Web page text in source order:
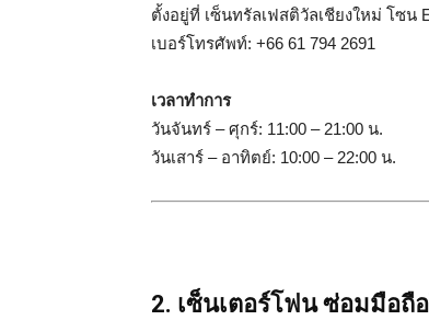
ตั้งอยู่ที่ เซ็นทรัลเฟสติวัลเชียงใหม่ โซน
เบอร์โทรศัพท์: +66 61 794 2691
เวลาทำการ
วันจันทร์ – ศุกร์: 11:00 – 21:00 น.
วันเสาร์ – อาทิตย์: 10:00 – 22:00 น.
2. เซ็นเตอร์โฟน ซ่อมมือถื